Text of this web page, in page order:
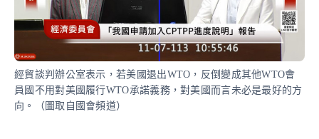
經貿談判辦公室表示，若美國退出WTO，反倒變成其他WTO會
員國不用對美國履行WTO承諾義務，對美國而言未必是最好的方
向。（圖取自國會頻道）